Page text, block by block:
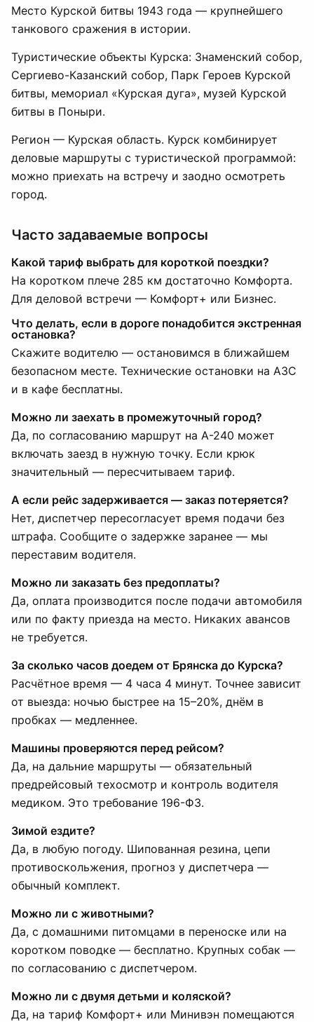
Место Курской битвы 1943 года — крупнейшего
танкового сражения в истории.
Туристические объекты Курска: Знаменский собор,
Сергиево-Казанский собор, Парк Героев Курской
битвы, мемориал «Курская дуга», музей Курской
битвы в Поныри.
Регион — Курская область. Курск комбинирует
деловые маршруты с туристической программой:
можно приехать на встречу и заодно осмотреть
город.
Часто задаваемые вопросы
Какой тариф выбрать для короткой поездки?
На коротком плече 285 км достаточно Комфорта.
Для деловой встречи — Комфорт+ или Бизнес.
Что делать, если в дороге понадобится экстренная
остановка?
Скажите водителю — остановимся в ближайшем
безопасном месте. Технические остановки на АЗС
и в кафе бесплатны.
Можно ли заехать в промежуточный город?
Да, по согласованию маршрут на А-240 может
включать заезд в нужную точку. Если крюк
значительный — пересчитываем тариф.
А если рейс задерживается — заказ потеряется?
Нет, диспетчер пересогласует время подачи без
штрафа. Сообщите о задержке заранее — мы
переставим водителя.
Можно ли заказать без предоплаты?
Да, оплата производится после подачи автомобиля
или по факту приезда на место. Никаких авансов
не требуется.
За сколько часов доедем от Брянска до Курска?
Расчётное время — 4 часа 4 минут. Точнее зависит
от выезда: ночью быстрее на 15–20%, днём в
пробках — медленнее.
Машины проверяются перед рейсом?
Да, на дальние маршруты — обязательный
предрейсовый техосмотр и контроль водителя
медиком. Это требование 196-ФЗ.
Зимой ездите?
Да, в любую погоду. Шипованная резина, цепи
противоскольжения, прогноз у диспетчера —
обычный комплект.
Можно ли с животными?
Да, с домашними питомцами в переноске или на
коротком поводке — бесплатно. Крупных собак —
по согласованию с диспетчером.
Можно ли с двумя детьми и коляской?
Да, на тариф Комфорт+ или Минивэн помещаются